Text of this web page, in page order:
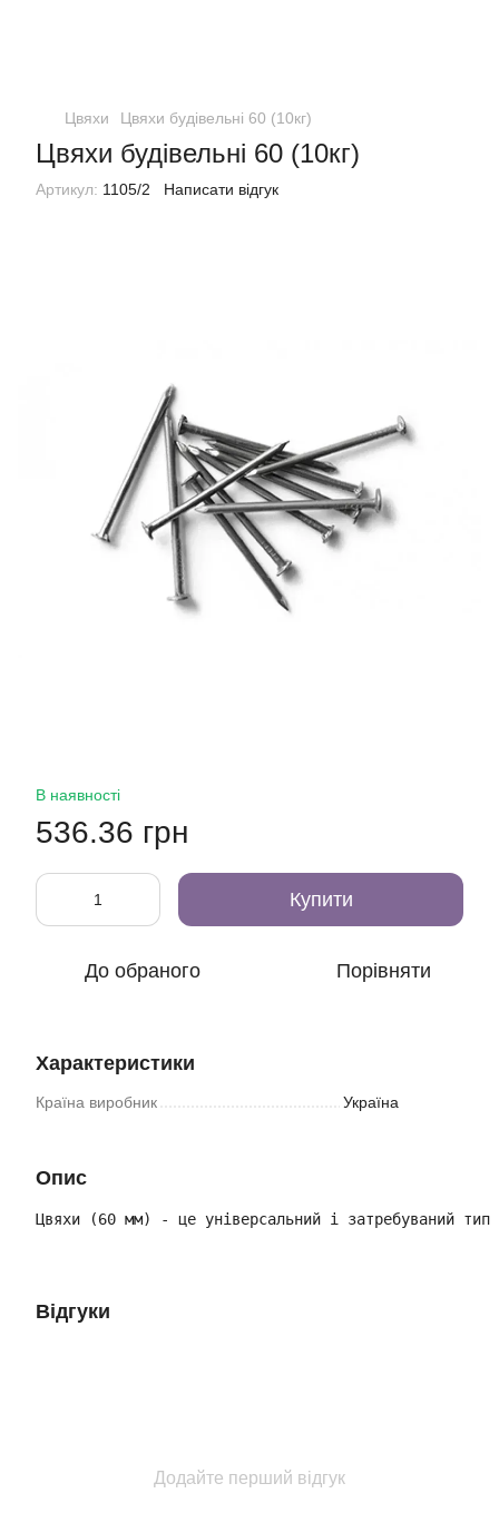
Цвяхи Цвяхи будівельні 60 (10кг)
Цвяхи будівельні 60 (10кг)
Артикул: 1105/2 Написати відгук
В наявності
536.36 грн
Купити
До обраного Порівняти
Характеристики
Країна виробник Україна
Опис
Цвяхи (60 мм) - це універсальний і затребуваний тип
Відгуки
Додайте перший відгук